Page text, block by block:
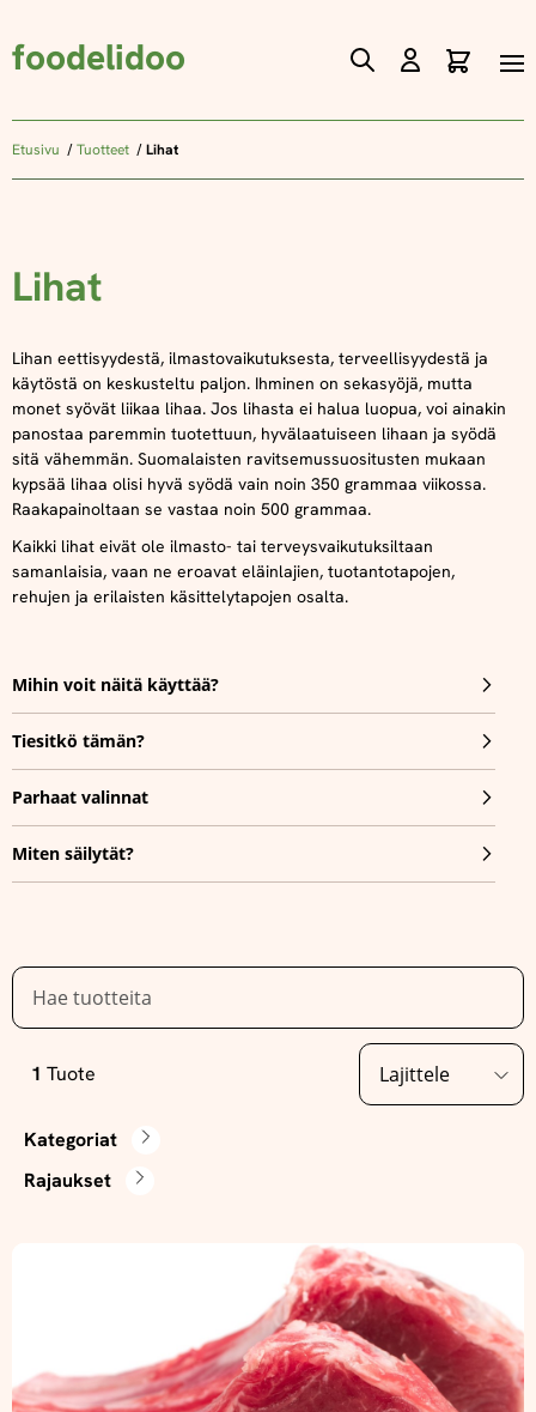
foodelidoo
Skip
Content
Etusivu Tuotteet Lihat
Lihat
Lihan eettisyydestä, ilmastovaikutuksesta, terveellisyydestä ja
käytöstä on keskusteltu paljon. Ihminen on sekasyöjä, mutta
monet syövät liikaa lihaa. Jos lihasta ei halua luopua, voi ainakin
panostaa paremmin tuotettuun, hyvälaatuiseen lihaan ja syödä
sitä vähemmän. Suomalaisten ravitsemussuositusten mukaan
kypsää lihaa olisi hyvä syödä vain noin 350 grammaa viikossa.
Raakapainoltaan se vastaa noin 500 grammaa.
Kaikki lihat eivät ole ilmasto- tai terveysvaikutuksiltaan
samanlaisia, vaan ne eroavat eläinlajien, tuotantotapojen,
rehujen ja erilaisten käsittelytapojen osalta.
Mihin voit näitä käyttää?
Tiesitkö tämän?
Parhaat valinnat
Miten säilytät?
1 Tuote
Kategoriat
Rajaukset